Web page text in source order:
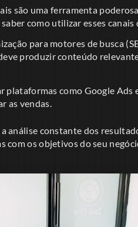
são uma ferramenta
como utilizar esses canais
para motores de busca
produzir conteúdo
plataformas como Google Ads
as vendas.
análise constante dos
com os objetivos do seu